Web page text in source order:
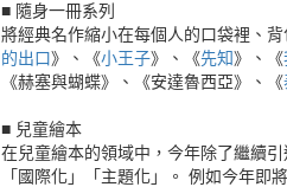
■ 隨身一冊系列
將經典名作縮小在每個人的口袋裡、
的出口》、《小王子》、《先知》、《
《赫塞與蝴蝶》、《安達魯西亞》、《
■ 兒童繪本
在兒童繪本的領域中，今年除了繼續
「國際化」「主題化」。 例如今年即